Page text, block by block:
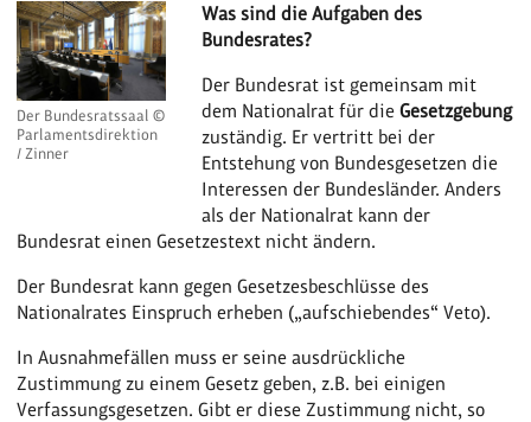
Der Bundesratssaal ©
Parlamentsdirektion
/ Zinner
Was sind die Aufgaben des
Bundesrates?
Der Bundesrat ist gemeinsam mit
dem Nationalrat für dieGesetzgebung
zuständig. Er vertritt bei der
Entstehung von Bundesgesetzen die
Interessen der Bundesländer. Anders
als der Nationalrat kann der
Bundesrat einen Gesetzestext nicht ändern.
Der Bundesrat kann gegen Gesetzesbeschlüsse des
Nationalrates Einspruch erheben („aufschiebendes“ Veto).
In Ausnahmefällen muss er seine ausdrückliche
Zustimmung zu einem Gesetz geben, z.B. bei einigen
Verfassungsgesetzen. Gibt er diese Zustimmung nicht, so